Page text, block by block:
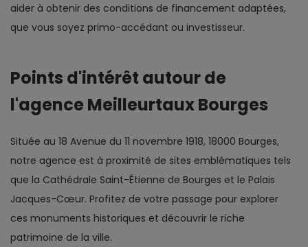
aider à obtenir des conditions de financement adaptées,
que vous soyez primo-accédant ou investisseur.
Points d'intérêt autour de
l'agence Meilleurtaux Bourges
Située au 18 Avenue du 11 novembre 1918, 18000 Bourges,
notre agence est à proximité de sites emblématiques tels
que la Cathédrale Saint-Étienne de Bourges et le Palais
Jacques-Cœur. Profitez de votre passage pour explorer
ces monuments historiques et découvrir le riche
patrimoine de la ville.